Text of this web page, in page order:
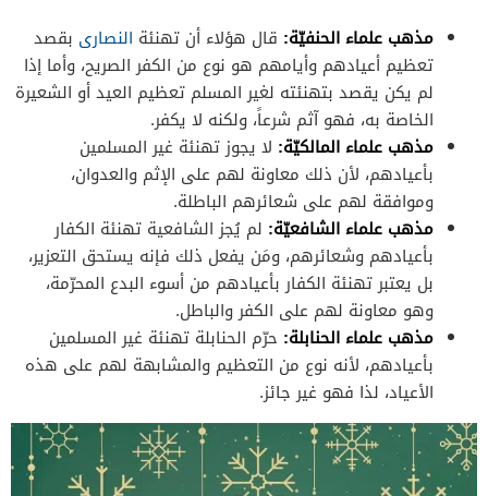
مذهب علماء الحنفيّة: قال هؤلاء أن تهنئة النصارى بقصد
تعظيم أعيادهم وأيامهم هو نوع من الكفر الصريح، وأما إذا
لم يكن يقصد بتهنئته لغير المسلم تعظيم العيد أو الشعيرة
الخاصة به، فهو آثم شرعاً، ولكنه لا يكفر.
مذهب علماء المالكيّة: لا يجوز تهنئة غير المسلمين
بأعيادهم، لأن ذلك معاونة لهم على الإثم والعدوان،
وموافقة لهم على شعائرهم الباطلة.
مذهب علماء الشافعيّة: لم يُجز الشافعية تهنئة الكفار
بأعيادهم وشعائرهم، ومَن يفعل ذلك فإنه يستحق التعزير،
بل يعتبر تهنئة الكفار بأعيادهم من أسوء البدع المحرّمة،
وهو معاونة لهم على الكفر والباطل.
مذهب علماء الحنابلة: حرّم الحنابلة تهنئة غير المسلمين
بأعيادهم، لأنه نوع من التعظيم والمشابهة لهم على هذه
الأعياد، لذا فهو غير جائز.